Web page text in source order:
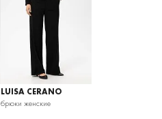
LUISA CERANO
брюки женские